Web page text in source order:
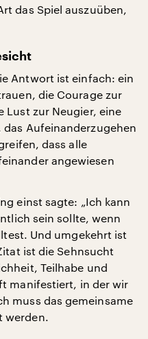
das Spiel auszuüben,
Antwort ist einfach: ein
die Courage zur
Lust zur Neugier, eine
Aufeinanderzugehen
dass alle
angewiesen
einst sagte: „Ich kann
sein sollte, wenn
Und umgekehrt ist
ist die Sehnsucht
Teilhabe und
manifestiert, in der wir
muss das gemeinsame
werden.